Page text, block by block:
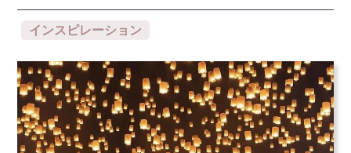
インスピレーション